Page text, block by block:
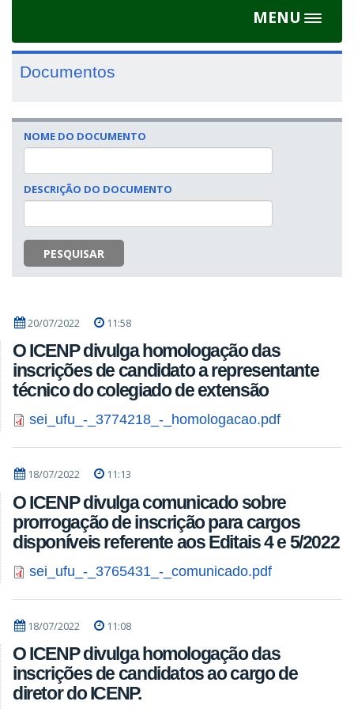
MENU
Toggle
Documentos
NOME DO DOCUMENTO
DESCRIÇÃO DO DOCUMENTO
PESQUISAR
20/07/2022 11:58
O ICENP divulga homologação das
inscrições de candidato a representante
técnico do colegiado de extensão
sei_ufu_-_3774218_-_homologacao.pdf
18/07/2022 11:13
O ICENP divulga comunicado sobre
prorrogação de inscrição para cargos
disponíveis referente aos Editais 4 e 5/2022
sei_ufu_-_3765431_-_comunicado.pdf
18/07/2022 11:08
O ICENP divulga homologação das
inscrições de candidatos ao cargo de
diretor do ICENP.